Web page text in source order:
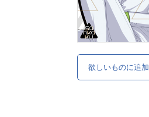
欲しいものに追加